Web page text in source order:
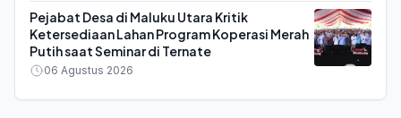
Pejabat Desa di Maluku Utara Kritik
Ketersediaan Lahan Program Koperasi Merah
Putih saat Seminar di Ternate
06 Agustus 2026